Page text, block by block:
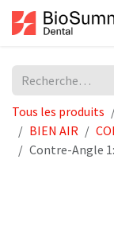
Se rendre au contenu
Tous les produits
BIEN AIR
Contre-Angle